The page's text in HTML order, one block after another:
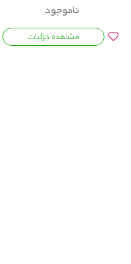
ناموجود
مشاهده جزئیات